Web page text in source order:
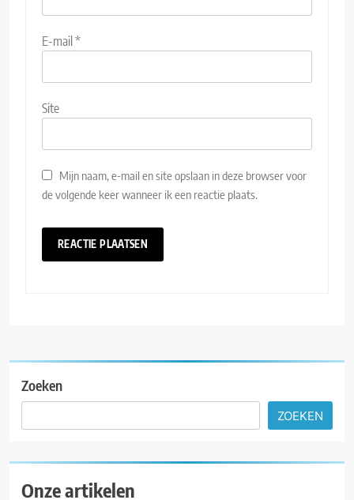
E-mail *
Site
Mijn naam, e-mail en site opslaan in deze browser voor
de volgende keer wanneer ik een reactie plaats.
Zoeken
ZOEKEN
Onze artikelen